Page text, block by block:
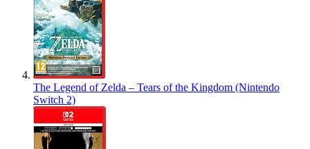
The Legend of Zelda – Tears of the Kingdom (Nintendo
Switch 2)